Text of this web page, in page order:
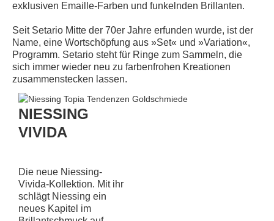
exklusiven Emaille-Farben und funkelnden Brillanten.
Seit Setario Mitte der 70er Jahre erfunden wurde, ist der
Name, eine Wortschöpfung aus »Set« und »Variation«,
Programm. Setario steht für Ringe zum Sammeln, die
sich immer wieder neu zu farbenfrohen Kreationen
zusammenstecken lassen.
NIESSING
VIVIDA
Die neue Niessing-
Vivida-Kollektion. Mit ihr
schlägt Niessing ein
neues Kapitel im